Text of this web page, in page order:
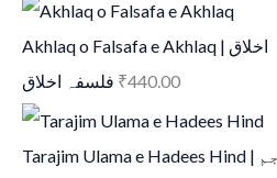
Akhlaq o Falsafa e Akhlaq | اخلاق
فلسفہ اخلاق ₹440.00
Tarajim Ulama e Hadees Hind | تراجم